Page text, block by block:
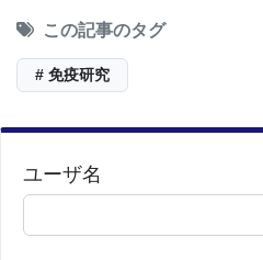
この記事のタグ
# 免疫研究
ユーザ名